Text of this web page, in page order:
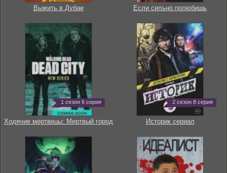
Выжить в Дубае Если сильно полюбишь
1 сезон 6 серия
Ходячие мертвецы: Мертвый город
2 сезон 8 серия
Историк сериал